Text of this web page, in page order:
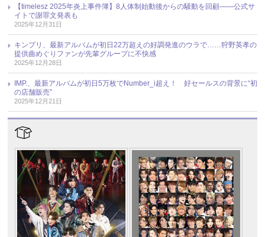
【timelesz 2025年炎上事件簿】8人体制始動後からの騒動を回顧――公式サ
イトで謝罪文発表も
2025年12月31日
キンプリ、最新アルバムが初日22万超えの好調発進のウラで……狩野英孝の
提供曲めぐりファンが先輩グループに不快感
2025年12月28日
IMP.、最新アルバムが初日5万枚でNumber_i超え！ 好セールスの背景に“初
の店舗販売”
2025年12月21日